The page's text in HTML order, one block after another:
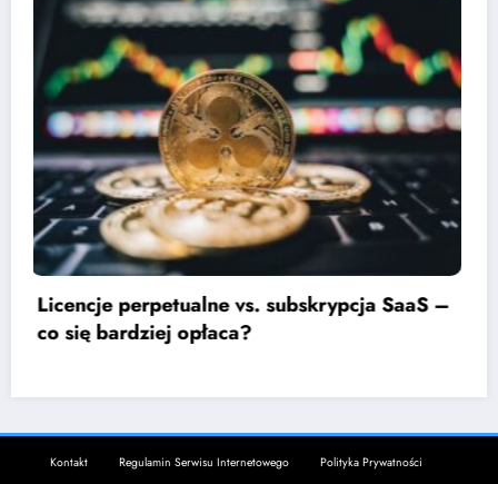
Jak negocjować kontrakt z dostawcą
oprogramowania?
Kontakt Regulamin Serwisu Internetowego Polityka Prywatności